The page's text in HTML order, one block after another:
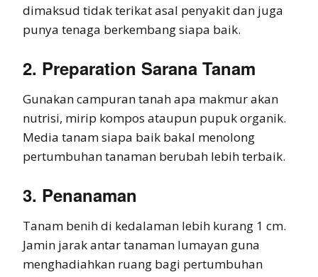
dimaksud tidak terikat asal penyakit dan juga
punya tenaga berkembang siapa baik.
2. Preparation Sarana Tanam
Gunakan campuran tanah apa makmur akan
nutrisi, mirip kompos ataupun pupuk organik.
Media tanam siapa baik bakal menolong
pertumbuhan tanaman berubah lebih terbaik.
3. Penanaman
Tanam benih di kedalaman lebih kurang 1 cm.
Jamin jarak antar tanaman lumayan guna
menghadiahkan ruang bagi pertumbuhan